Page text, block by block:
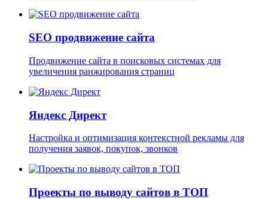
SEO продвижение сайта
Продвижение сайта в поисковых системах для
увеличения ранжирования страниц
Яндекс Директ
Настройка и оптимизация контекстной рекламы для
получения заявок, покупок, звонков
Проекты по выводу сайтов в ТОП